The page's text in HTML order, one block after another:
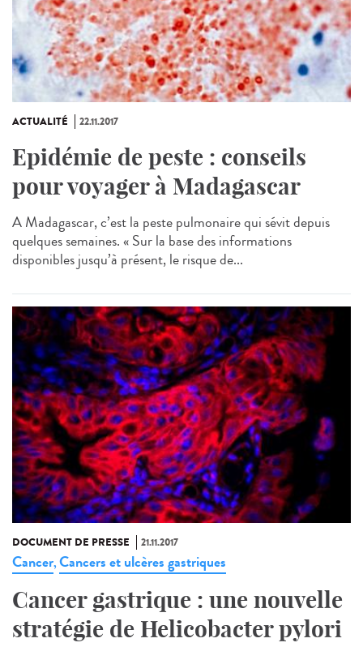
ACTUALITÉ 22.11.2017
Epidémie de peste : conseils
pour voyager à Madagascar
A Madagascar, c’est la peste pulmonaire qui sévit depuis
quelques semaines. « Sur la base des informations
disponibles jusqu’à présent, le risque de...
DOCUMENT DE PRESSE 21.11.2017
Cancer,Cancers et ulcères gastriques
Cancer gastrique : une nouvelle
stratégie de Helicobacter pylori